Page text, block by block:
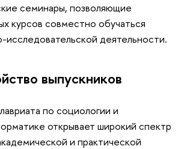
семинары, позволяющие
курсов совместно обучаться
исследовательской деятельности.
выпускников
по социологии и
открывает широкий спектр
и практической